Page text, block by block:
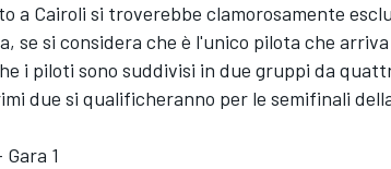
a Cairoli si troverebbe clamorosamente
se si considera che è l'unico pilota che
i piloti sono suddivisi in due gruppi da
due si qualificheranno per le semifinali
1